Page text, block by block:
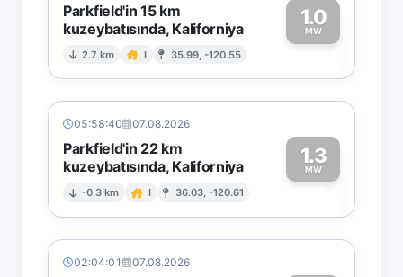
Parkfield'in 15 km
kuzeybatısında, Kaliforniya
2.7 km I 35.99, -120.55
1.0
MW1
05:58:40 07.08.2026
Parkfield'in 22 km
kuzeybatısında, Kaliforniya
-0.3 km I 36.03, -120.61
1.3
MW1
02:04:01 07.08.2026